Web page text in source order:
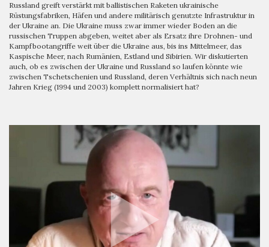
Russland greift verstärkt mit ballistischen Raketen ukrainische
Rüstungsfabriken, Häfen und andere militärisch genutzte Infrastruktur in
der Ukraine an. Die Ukraine muss zwar immer wieder Boden an die
russischen Truppen abgeben, weitet aber als Ersatz ihre Drohnen- und
Kampfbootangriffe weit über die Ukraine aus, bis ins Mittelmeer, das
Kaspische Meer, nach Rumänien, Estland und Sibirien. Wir diskutierten
auch, ob es zwischen der Ukraine und Russland so laufen könnte wie
zwischen Tschetschenien und Russland, deren Verhältnis sich nach neun
Jahren Krieg (1994 und 2003) komplett normalisiert hat?